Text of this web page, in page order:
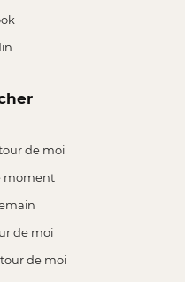
de moi
moment
de moi
de moi